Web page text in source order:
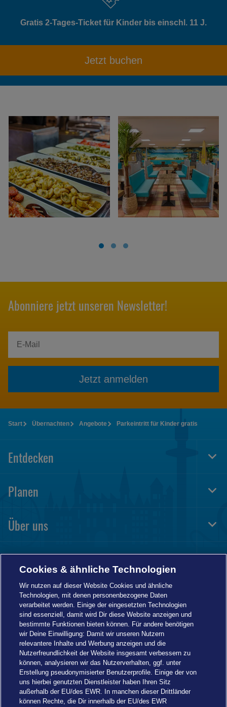
Gratis 2-Tages-Ticket für Kinder bis einschl. 11 J.
Jetzt buchen
Abonniere jetzt unseren Newsletter!
Jetzt anmelden
Start Übernachten Angebote Parkeintritt für Kinder gratis
Entdecken
Planen
Über uns
Informationen
Cookies & ähnliche Technologien
Wir nutzen auf dieser Website Cookies und ähnliche
Technologien, mit denen personenbezogene Daten
verarbeitet werden. Einige der eingesetzten Technologien
sind essenziell, damit wird Dir diese Website anzeigen und
bestimmte Funktionen bieten können. Für andere benötigen
wir Deine Einwilligung: Damit wir unseren Nutzern
relevantere Inhalte und Werbung anzeigen und die
Nutzerfreundlichkeit der Website insgesamt verbessern zu
können, analysieren wir das Nutzerverhalten, ggf. unter
Erstellung pseudonymisierter Benutzerprofile. Einige der von
uns hierbei genutzten Dienstleister haben Ihren Sitz
außerhalb der EU/des EWR. In manchen dieser Drittländer
können Rechte, die Dir innerhalb der EU/des EWR